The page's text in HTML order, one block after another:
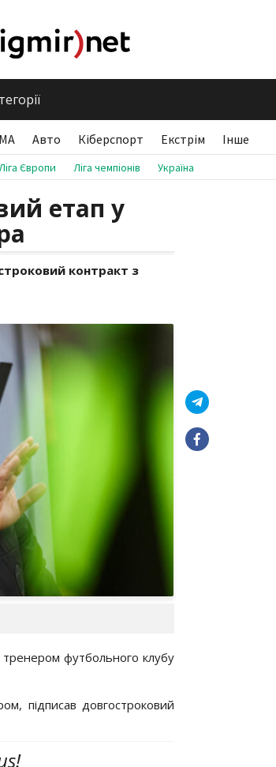
Авто Кіберспорт Екстрім Інше
Європи Ліга чемпіонів Україна
етап у
контракт з
тренером футбольного клубу
підписав довгостроковий